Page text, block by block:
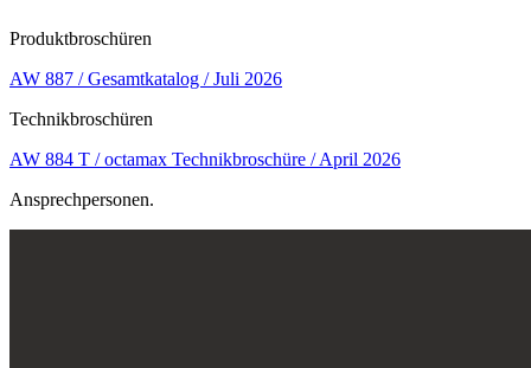
Produktbroschüren
AW 887 / Gesamtkatalog / Juli 2026
Technikbroschüren
AW 884 T / octamax Technikbroschüre / April 2026
Ansprechpersonen.